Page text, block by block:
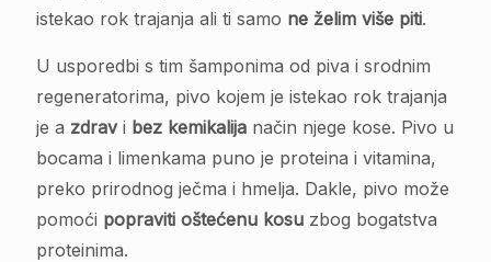
istekao rok trajanja ali ti samo ne želim više piti.
U usporedbi s tim šamponima od piva i srodnim
regeneratorima, pivo kojem je istekao rok trajanja
je a zdravi bez kemikalija način njege kose. Pivo u
bocama i limenkama puno je proteina i vitamina,
preko prirodnog ječma i hmelja. Dakle, pivo može
pomoći popraviti oštećenu kosu zbog bogatstva
proteinima.